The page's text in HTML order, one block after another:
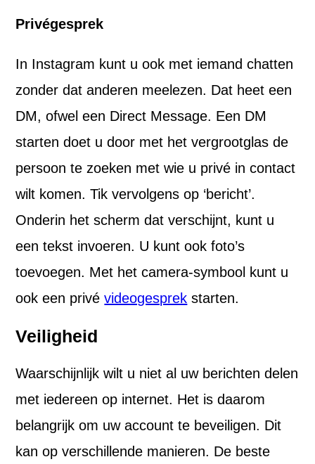
Privégesprek
In Instagram kunt u ook met iemand chatten
zonder dat anderen meelezen. Dat heet een
DM, ofwel een Direct Message. Een DM
starten doet u door met het vergrootglas de
persoon te zoeken met wie u privé in contact
wilt komen. Tik vervolgens op ‘bericht’.
Onderin het scherm dat verschijnt, kunt u
een tekst invoeren. U kunt ook foto’s
toevoegen. Met het camera-symbool kunt u
ook een privévideogesprek starten.
Veiligheid
Waarschijnlijk wilt u niet al uw berichten delen
met iedereen op internet. Het is daarom
belangrijk om uw account te beveiligen. Dit
kan op verschillende manieren. De beste